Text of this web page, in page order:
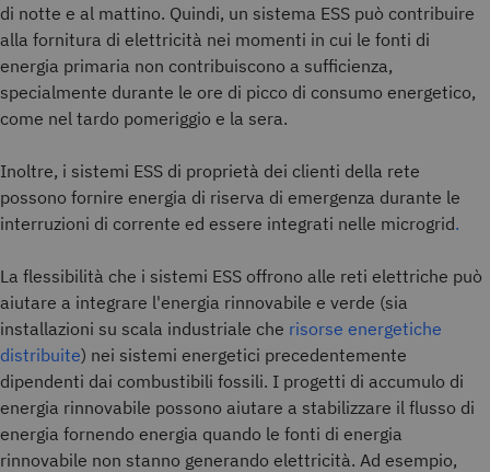
di notte e al mattino. Quindi, un sistema ESS può contribuire
alla fornitura di elettricità nei momenti in cui le fonti di
energia primaria non contribuiscono a sufficienza,
specialmente durante le ore di picco di consumo energetico,
come nel tardo pomeriggio e la sera.
Inoltre, i sistemi ESS di proprietà dei clienti della rete
possono fornire energia di riserva di emergenza durante le
interruzioni di corrente ed essere integrati nelle microgrid.
La flessibilità che i sistemi ESS offrono alle reti elettriche può
aiutare a integrare l'energia rinnovabile e verde (sia
installazioni su scala industriale che risorse energetiche
distribuite) nei sistemi energetici precedentemente
dipendenti dai combustibili fossili. I progetti di accumulo di
energia rinnovabile possono aiutare a stabilizzare il flusso di
energia fornendo energia quando le fonti di energia
rinnovabile non stanno generando elettricità. Ad esempio,